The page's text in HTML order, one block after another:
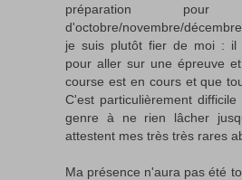
préparation
d'octobre/novembre/
je suis plutôt fier de moi : il
pour aller sur une épreuve
course est en cours et que
C'est particulièrement
genre à ne rien lâcher
attestent mes très très rares
Ma présence n'aura pas été